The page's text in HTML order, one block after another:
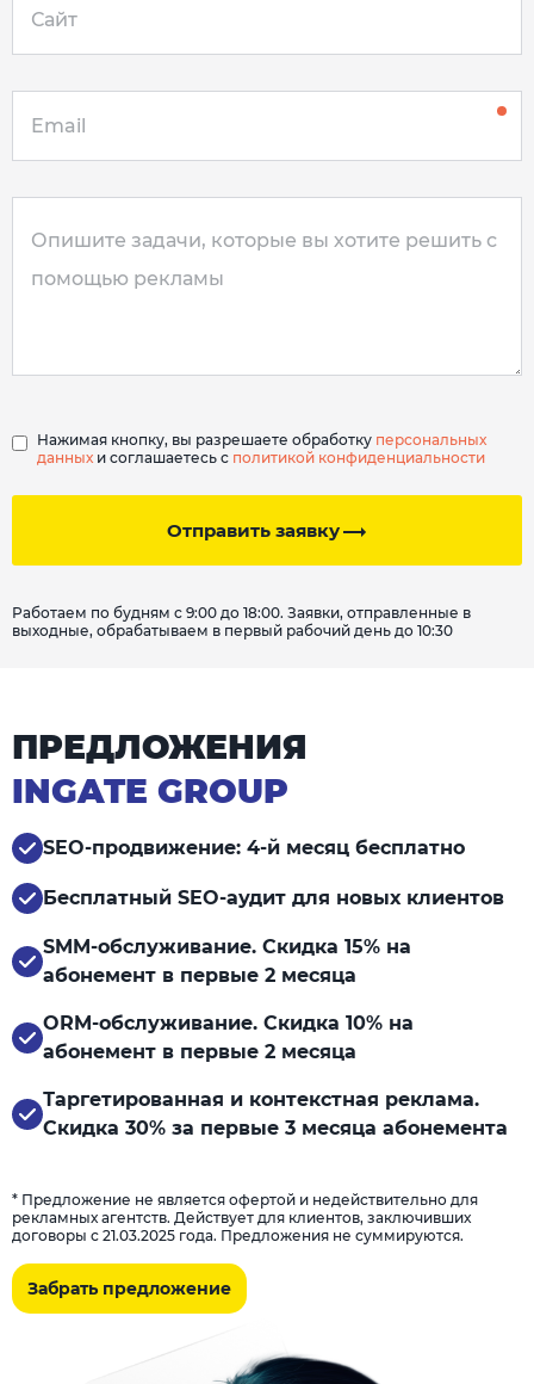
Отправить заявку
Нажимая кнопку, вы разрешаете обработку персональных
данных и соглашаетесь с политикой конфиденциальности
Работаем по будням с 9:00 до 18:00. Заявки, отправленные в
выходные, обрабатываем в первый рабочий день до 10:30
ПРЕДЛОЖЕНИЯ
INGATE GROUP
SEO-продвижение: 4-й месяц бесплатно
Бесплатный SEO-аудит для новых клиентов
SMM-обслуживание. Скидка 15% на
абонемент в первые 2 месяца
ORM-обслуживание. Скидка 10% на
абонемент в первые 2 месяца
Таргетированная и контекстная реклама.
Скидка 30% за первые 3 месяца абонемента
* Предложение не является офертой и недействительно для
рекламных агентств. Действует для клиентов, заключивших
договоры с 21.03.2025 года. Предложения не суммируются.
Забрать предложение